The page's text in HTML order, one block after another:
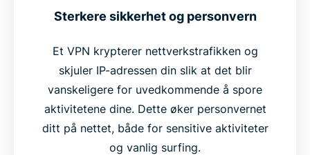
Sterkere sikkerhet og personvern
Et VPN krypterer nettverkstrafikken og
skjuler IP-adressen din slik at det blir
vanskeligere for uvedkommende å spore
aktivitetene dine. Dette øker personvernet
ditt på nettet, både for sensitive aktiviteter
og vanlig surfing.